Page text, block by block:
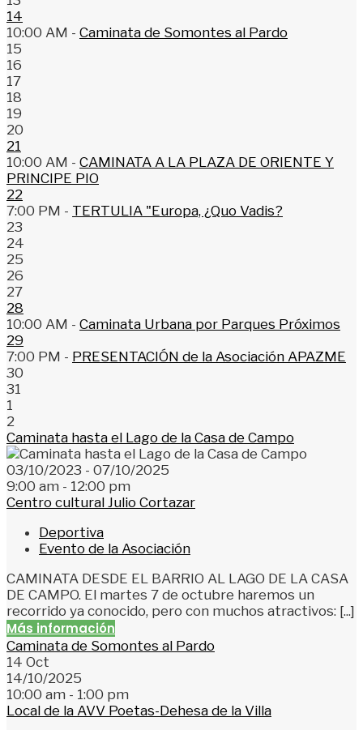
14
10:00 AM - Caminata de Somontes al Pardo
15
16
17
18
19
20
21
10:00 AM - CAMINATA A LA PLAZA DE ORIENTE Y
PRINCIPE PIO
22
7:00 PM - TERTULIA "Europa, ¿Quo Vadis?
23
24
25
26
27
28
10:00 AM - Caminata Urbana por Parques Próximos
29
7:00 PM - PRESENTACIÓN de la Asociación APAZME
30
31
1
2
Caminata hasta el Lago de la Casa de Campo
03/10/2023 - 07/10/2025
9:00 am - 12:00 pm
Centro cultural Julio Cortazar
Deportiva
Evento de la Asociación
CAMINATA DESDE EL BARRIO AL LAGO DE LA CASA
DE CAMPO. El martes 7 de octubre haremos un
recorrido ya conocido, pero con muchos atractivos: [...]
Más información
Caminata de Somontes al Pardo
14 Oct
14/10/2025
10:00 am - 1:00 pm
Local de la AVV Poetas-Dehesa de la Villa